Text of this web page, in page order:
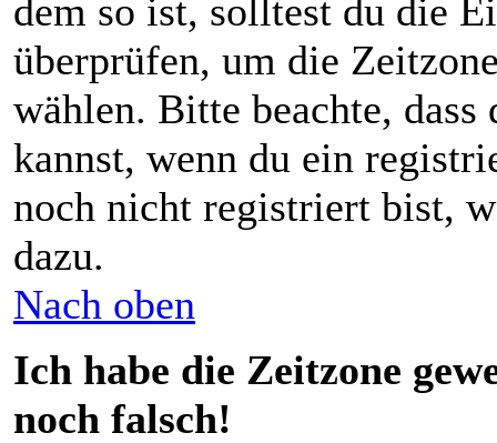
dem so ist, solltest du die
überprüfen, um die
wählen. Bitte beachte,
kannst, wenn du ein
noch nicht registriert bist,
dazu.
Nach oben
Ich habe die Zeitzone
noch falsch!